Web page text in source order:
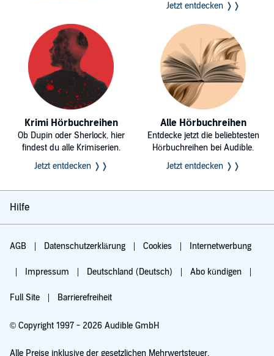
Jetzt entdecken ❭❭
Krimi Hörbuchreihen
Ob Dupin oder Sherlock, hier
findest du alle Krimiserien.
Jetzt entdecken ❭❭
Alle Hörbuchreihen
Entdecke jetzt die beliebtesten
Hörbuchreihen bei Audible.
Jetzt entdecken ❭❭
Hilfe
AGB Datenschutzerklärung Cookies Internetwerbung
Impressum Deutschland (Deutsch) Abo kündigen
Full Site Barrierefreiheit
© Copyright 1997 - 2026 Audible GmbH
Alle Preise inklusive der gesetzlichen Mehrwertsteuer.